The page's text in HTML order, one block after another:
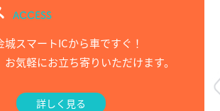
ACCESS
スマートICから車ですぐ！
気軽にお立ち寄りいただけます。
詳しく見る